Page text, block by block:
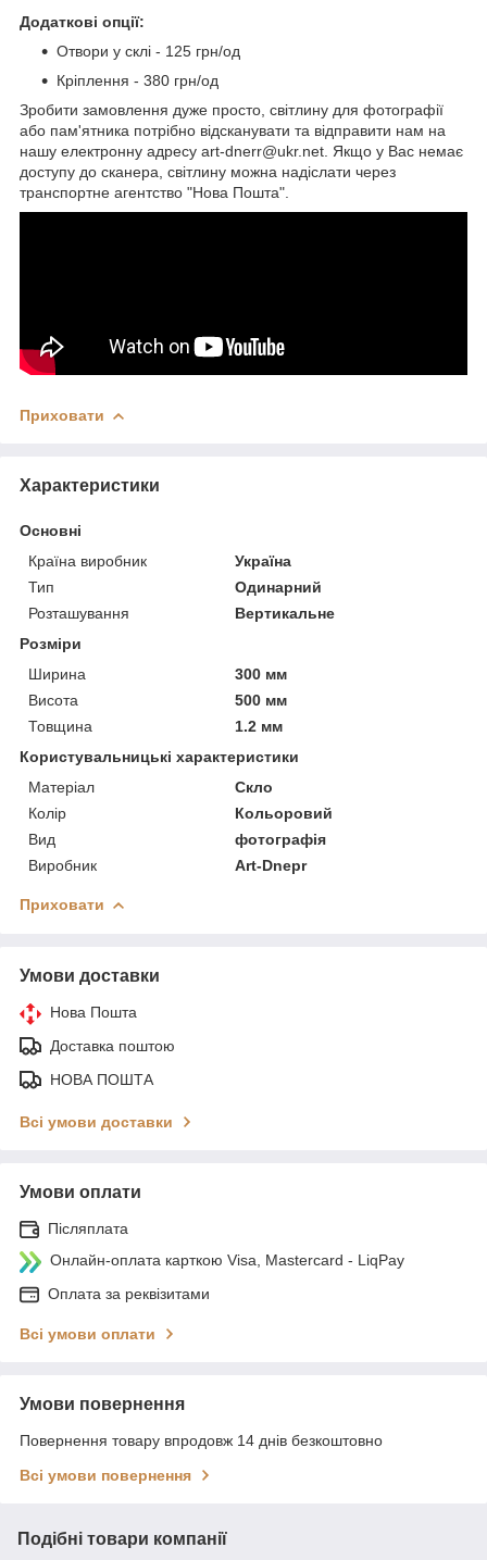
Додаткові опції:
Отвори у склі - 125 грн/од
Кріплення - 380 грн/од
Зробити замовлення дуже просто, світлину для фотографії
або пам'ятника потрібно відсканувати та відправити нам на
нашу електронну адресу art-dnerr@ukr.net. Якщо у Вас немає
доступу до сканера, світлину можна надіслати через
транспортне агентство "Нова Пошта".
Приховати
Характеристики
Основні
Країна виробник
Україна
Тип
Одинарний
Розташування
Вертикальне
Розміри
Ширина
300 мм
Висота
500 мм
Товщина
1.2 мм
Користувальницькі характеристики
Матеріал
Скло
Колір
Кольоровий
Вид
фотографія
Виробник
Art-Dnepr
Приховати
Умови доставки
Нова Пошта
Доставка поштою
НОВА ПОШТА
Всі умови доставки
Умови оплати
Післяплата
Онлайн-оплата карткою Visa, Mastercard - LiqPay
Оплата за реквізитами
Всі умови оплати
Умови повернення
Повернення товару впродовж 14 днів безкоштовно
Всі умови повернення
Подібні товари компанії